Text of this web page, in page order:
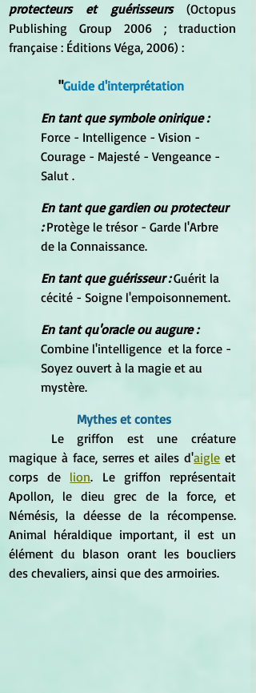
protecteurs et guérisseurs (Octopus
Publishing Group 2006 ; traduction
française : Éditions Véga, 2006) :
"Guide d'interprétation
En tant que symbole onirique :
Force - Intelligence - Vision -
Courage - Majesté - Vengeance -
Salut .
En tant que gardien ou protecteur
: Protège le trésor - Garde l'Arbre
de la Connaissance.
En tant que guérisseur : Guérit la
cécité - Soigne l'empoisonnement.
En tant qu'oracle ou augure :
Combine l'intelligence  et la force -
Soyez ouvert à la magie et au
mystère.
Mythes et contes
magique à face, serres et ailes d'aigle et
corps de lion. Le griffon représentait
Apollon, le dieu grec de la force, et
Némésis, la déesse de la récompense.
Animal héraldique important, il est un
élément du blason orant les boucliers
des chevaliers, ainsi que des armoiries.